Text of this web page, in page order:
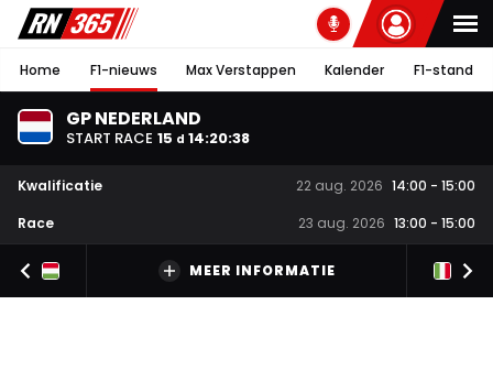
Home F1-nieuws Max Verstappen Kalender F1-stand
GP NEDERLAND
START RACE 15 d 14:20:37
Kwalificatie 22 aug. 2026 14:00 - 15:00
Race
23 aug. 2026 13:00 - 15:00
MEER INFORMATIE